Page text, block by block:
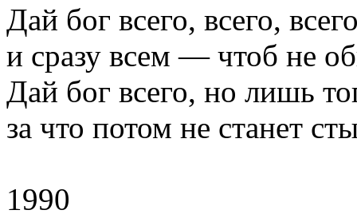
Дай бог всего, всего,
и сразу всем — чтоб не
Дай бог всего, но лишь
за что потом не станет
1990